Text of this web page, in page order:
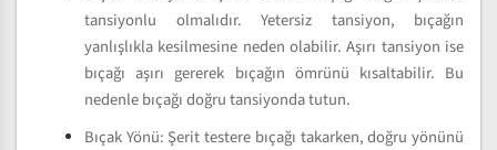
tansiyonlu olmalıdır. Yetersiz tansiyon, bıçağın
yanlışlıkla kesilmesine neden olabilir. Aşırı tansiyon ise
bıçağı aşırı gererek bıçağın ömrünü kısaltabilir. Bu
nedenle bıçağı doğru tansiyonda tutun.
Bıçak Yönü: Şerit testere bıçağı takarken, doğru yönünü